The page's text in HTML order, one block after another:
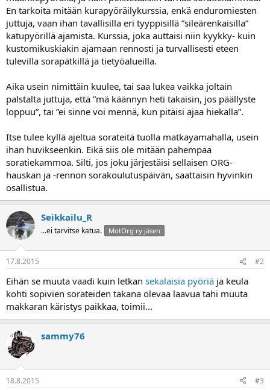
t
t
a
j
a
En tarkoita mitään kurapyöräilykurssia, enkä enduromiesten
juttuja, vaan ihan tavallisilla eri tyyppisillä ”sileärenkaisilla”
katupyörillä ajamista. Kurssia, joka auttaisi niin kyykky- kuin
kustomikuskiakin ajamaan rennosti ja turvallisesti eteen
tulevilla sorapätkillä ja tietyöalueilla.
Aika usein nimittäin kuulee, tai saa lukea vaikka joltain
palstalta juttuja, että ”mä käännyn heti takaisin, jos päällyste
loppuu”, tai ”ei sinne voi mennä, kun pitäisi ajaa hiekalla”.
Itse tulee kyllä ajeltua sorateitä tuolla matkayamahalla, usein
ihan huvikseenkin. Eikä siis ole mitään pahempaa
soratiekammoa. Silti, jos joku järjestäisi sellaisen ORG-
hauskan ja -rennon sorakoulutuspäivän, saattaisin hyvinkin
osallistua.
Seikkailu_R
...ei tarvitse katua. MotOrg ry jäsen
17.8.2015 #2
Eihän se muuta vaadi kuin letkan sekalaisia pyöriä ja keula
kohti sopivien sorateiden takana olevaa laavua tahi muuta
makkaran käristys paikkaa, toimii...
sammy76
18.8.2015 #3